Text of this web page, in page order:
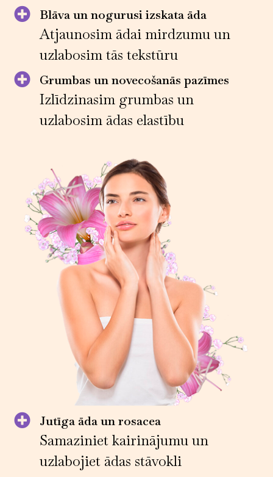
Blāva un nogurusi izskata āda
Atjaunosim ādai mirdzumu un
uzlabosim tās tekstūru
Grumbas un novecošanās pazīmes
Izlīdzinasim grumbas un
uzlabosim ādas elastību
Jutīga āda un rosacea
Samaziniet kairinājumu un
uzlabojiet ādas stāvokli